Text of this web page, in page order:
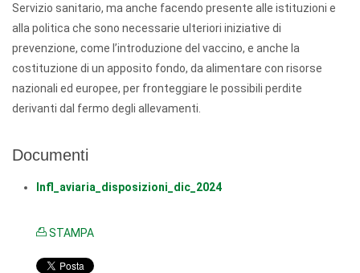
Servizio sanitario, ma anche facendo presente alle istituzioni e
alla politica che sono necessarie ulteriori iniziative di
prevenzione, come l’introduzione del vaccino, e anche la
costituzione di un apposito fondo, da alimentare con risorse
nazionali ed europee, per fronteggiare le possibili perdite
derivanti dal fermo degli allevamenti.
Documenti
Infl_aviaria_disposizioni_dic_2024
STAMPA